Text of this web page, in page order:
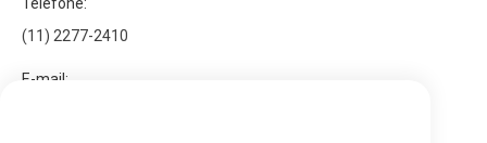
(11) 2277-2410
E-mail: